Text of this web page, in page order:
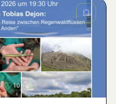
Zdjęcie
10